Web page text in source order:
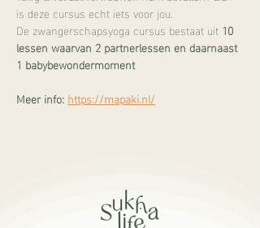
is deze cursus echt iets voor jou.
De zwangerschapsyoga cursus bestaat uit 10
lessen waarvan 2 partnerlessen en daarnaast
1 babybewondermoment
Meer info: https://mapaki.nl/